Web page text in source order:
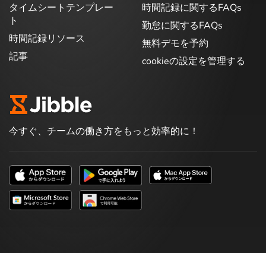
タイムシートテンプレー
ト
時間記録リソース
記事
時間記録に関するFAQs
勤怠に関するFAQs
無料デモを予約
cookieの設定を管理する
今すぐ、チームの働き方をもっと効率的に！